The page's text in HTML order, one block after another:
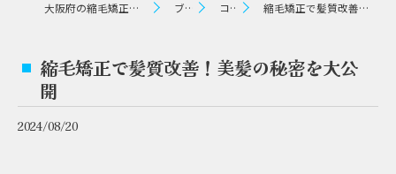
大阪府の縮毛矯正ならパラゴン ヘアー ブログ コラム 縮毛矯正で髪質改善！美髪の秘密を大公開
縮毛矯正で髪質改善！美髪の秘密を大公
開
2024/08/20